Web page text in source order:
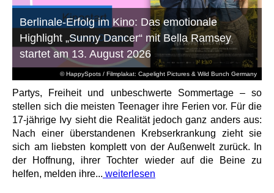
© HappySpots / Filmplakat: Capelight Pictures & Wild Bunch Germany
Berlinale-Erfolg im Kino: Das emotionale
Highlight „Sunny Dancer“ mit Bella Ramsey
startet am 13. August 2026
Partys, Freiheit und unbeschwerte Sommertage – so
stellen sich die meisten Teenager ihre Ferien vor. Für die
17-jährige Ivy sieht die Realität jedoch ganz anders aus:
Nach einer überstandenen Krebserkrankung zieht sie
sich am liebsten komplett von der Außenwelt zurück. In
der Hoffnung, ihrer Tochter wieder auf die Beine zu
helfen, melden ihre... weiterlesen